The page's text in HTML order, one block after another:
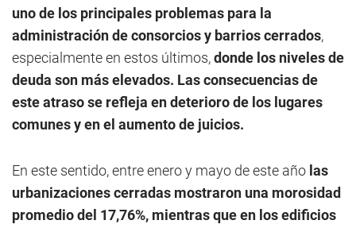
uno de los principales problemas para la
administración deconsorcios y barrios cerrados,
especialmente en estos últimos,donde los niveles de
deuda son más elevados. Las consecuencias de
este atraso se refleja en deterioro de los lugares
comunes y en el aumento de juicios.
En este sentido, entre enero y mayo de este año las
urbanizaciones cerradas mostraron una morosidad
promedio del 17,76%, mientras que en los edificios